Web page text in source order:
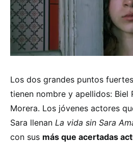
Los dos grandes puntos
tienen nombre y apellidos: Biel
Morera. Los jóvenes actores
Sara llenan La vida sin Sara
con sus más que acertadas